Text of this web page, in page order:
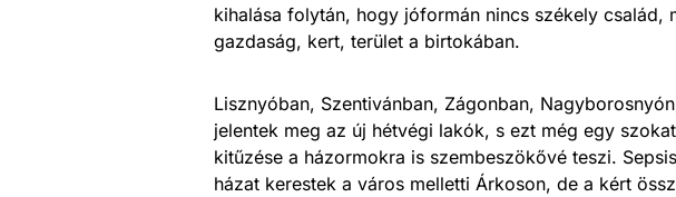
kihalása folytán, hogy jóformán nincs székely család,
gazdaság, kert, terület a birtokában.
Lisznyóban, Szentivánban, Zágonban,
jelentek meg az új hétvégi lakók, s ezt még egy
kitűzése a házormokra is szembeszökővé teszi.
házat kerestek a város melletti Árkoson, de a kért